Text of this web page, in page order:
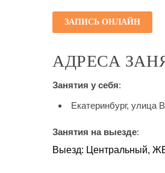
ЗАПИСЬ ОНЛАЙН
АДРЕСА
Занятия у себя:
Екатеринбург, улица
Занятия на выезде:
Выезд: Центральный,